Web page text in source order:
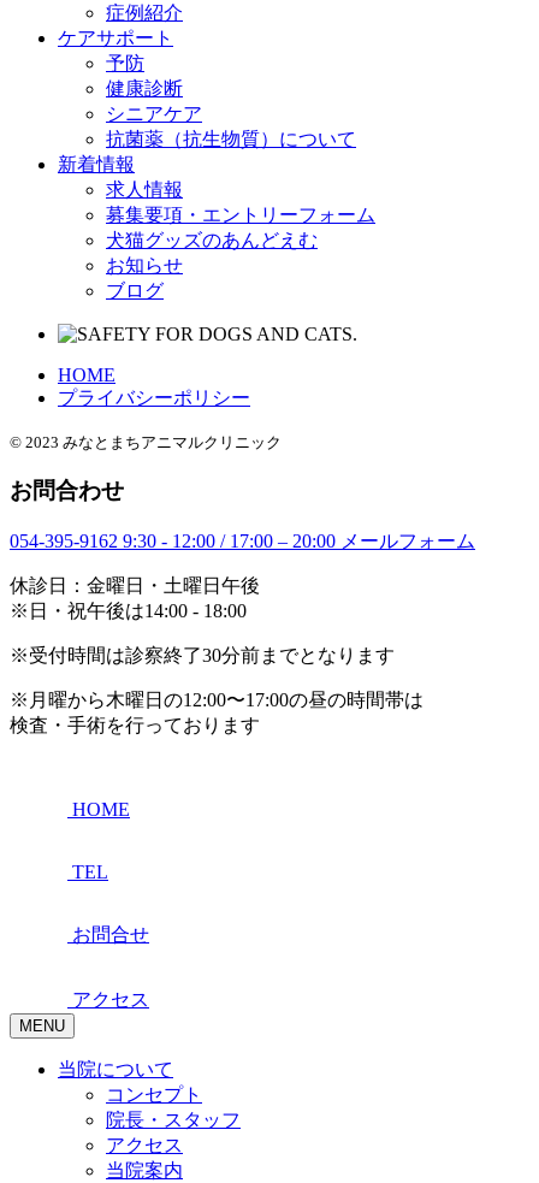
症例紹介
ケアサポート
予防
健康診断
シニアケア
抗菌薬（抗生物質）について
新着情報
求人情報
募集要項・エントリーフォーム
犬猫グッズのあんどえむ
お知らせ
ブログ
HOME
プライバシーポリシー
© 2023 みなとまちアニマルクリニック
お問合わせ
054-395-9162 9:30 - 12:00 / 17:00 – 20:00 メールフォーム
休診日：金曜日・土曜日午後
※日・祝午後は14:00 - 18:00
※受付時間は診察終了30分前までとなります
※月曜から木曜日の12:00〜17:00の昼の時間帯は
検査・手術を行っております
HOME
TEL
お問合せ
アクセス
MENU
当院について
コンセプト
院長・スタッフ
アクセス
当院案内